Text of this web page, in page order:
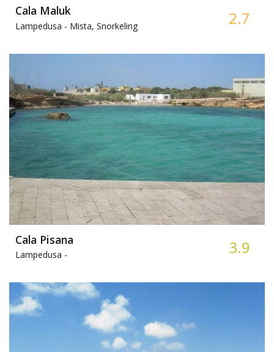
Cala Maluk
Lampedusa - Mista, Snorkeling 2.7
Cala Pisana
Lampedusa - 3.9